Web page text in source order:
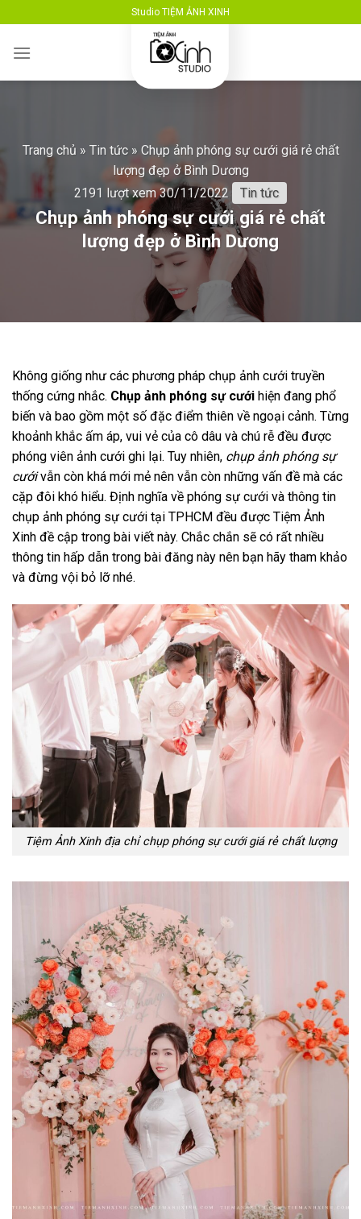
to
content
Studio TIỆM ẢNH XINH
Trang chủ » Tin tức» Chụp ảnh phóng sự cưới giá rẻ chất
lượng đẹp ở Bình Dương
2191 lượt xem30/11/2022 Tin tức
Chụp ảnh phóng sự cưới giá rẻ chất
lượng đẹp ở Bình Dương
Không giống như các phương pháp chụp ảnh cưới truyền
thống cứng nhắc. Chụp ảnh phóng sự cưới hiện đang phổ
biến và bao gồm một số đặc điểm thiên về ngoại cảnh. Từng
khoảnh khắc ấm áp, vui vẻ của cô dâu và chú rễ đều được
phóng viên ảnh cưới ghi lại. Tuy nhiên, chụp ảnh phóng sự
cướivẫn còn khá mới mẻ nên vẫn còn những vấn đề mà các
cặp đôi khó hiểu. Định nghĩa về phóng sự cưới và thông tin
chụp ảnh phóng sự cưới tại TPHCM đều được Tiệm Ảnh
Xinh đề cập trong bài viết này. Chắc chắn sẽ có rất nhiều
thông tin hấp dẫn trong bài đăng này nên bạn hãy tham khảo
và đừng vội bỏ lỡ nhé.
Tiệm Ảnh Xinh địa chỉ chụp phóng sự cưới giá rẻ chất lượng